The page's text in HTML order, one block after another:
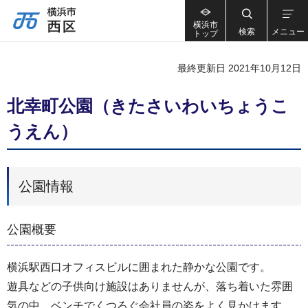
横浜市
トップ
検索 メニュー
最終更新日 2021年10月12日
北幸町公園（きたさいわいちょうこ
うえん）
公園情報
公園概要
横浜駅西口オフィスビルに囲まれた静かな公園です。
遊具などの子供向け施設はありませんが、落ち着いた雰囲
気の中、ベンチでくつろぐ会社員の姿をよく見かけます。